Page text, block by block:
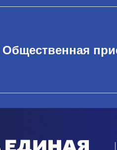
Общественная